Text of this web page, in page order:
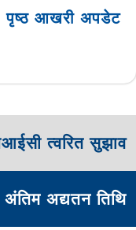
पृष्ठ आखरी अपडेट
त्वरित सुझाव
अंतिम अद्यतन तिथि